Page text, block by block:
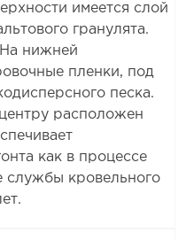
имеется слой
гранулята.
нижней
пленки, под
песка.
расположен
как в процессе
службы кровельного